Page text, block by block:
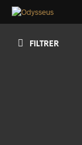
FILTRER